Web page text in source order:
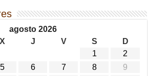
agosto 2026
X J V S
D
1
2
5 6 7 8
9